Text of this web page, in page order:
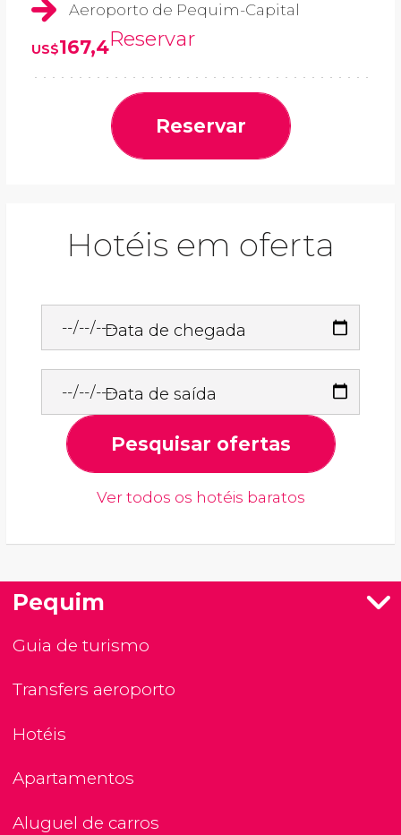
Aeroporto de Pequim-Capital
US$167,4Reservar
Reservar
Hotéis em oferta
Data de chegada
Data de saída
Pesquisar ofertas
Ver todos os hotéis baratos
Pequim
Guia de turismo
Transfers aeroporto
Hotéis
Apartamentos
Aluguel de carros